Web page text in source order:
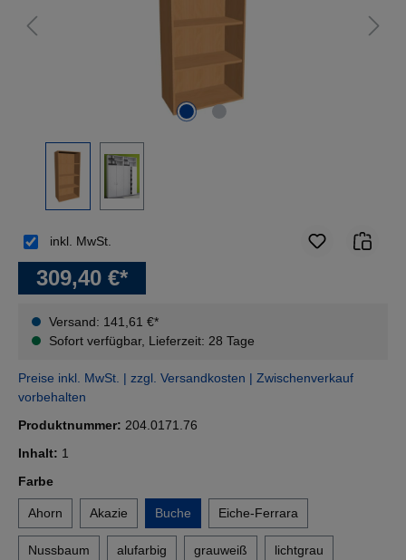
309,40 €*
Versand: 141,61 €*
Sofort verfügbar, Lieferzeit: 28 Tage
inkl. MwSt.
Preise inkl. MwSt. | zzgl. Versandkosten | Zwischenverkauf
vorbehalten
Produktnummer: 204.0171.76
Inhalt: 1
Farbeauswählen
Ahorn Akazie Buche Eiche-Ferrara
Nussbaum alufarbig grauweiß lichtgrau